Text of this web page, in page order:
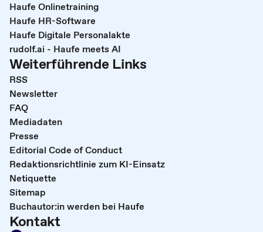
Haufe Onlinetraining
Haufe HR-Software
Haufe Digitale Personalakte
rudolf.ai - Haufe meets AI
Weiterführende Links
RSS
Newsletter
FAQ
Mediadaten
Presse
Editorial Code of Conduct
Redaktionsrichtlinie zum KI-Einsatz
Netiquette
Sitemap
Buchautor:in werden bei Haufe
Kontakt